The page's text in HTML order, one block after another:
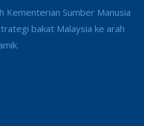
Kementerian Sumber Manusia
bakat Malaysia ke arah